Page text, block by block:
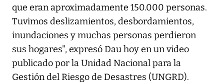
que eran aproximadamente 150.000 personas.
Tuvimos deslizamientos, desbordamientos,
inundaciones y muchas personas perdieron
sus hogares", expresó Dau hoy en un video
publicado por la Unidad Nacional para la
Gestión del Riesgo de Desastres (UNGRD).